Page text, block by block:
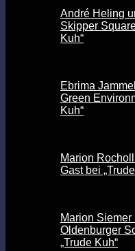
André Heling
Skipper
Kuh“
Ebrima
Green
Kuh“
Marion
Gast bei
Marion
Oldenburger
„Trude Kuh“